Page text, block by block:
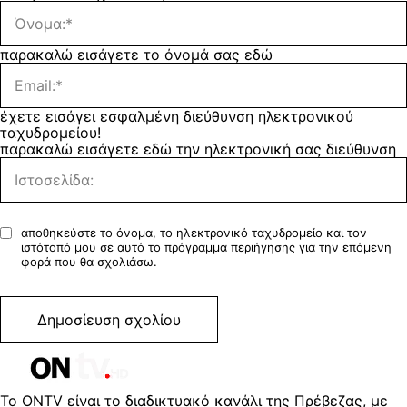
παρακαλώ εισάγετε το όνομά σας εδώ
έχετε εισάγει εσφαλμένη διεύθυνση ηλεκτρονικού
ταχυδρομείου!
παρακαλώ εισάγετε εδώ την ηλεκτρονική σας διεύθυνση
αποθηκεύστε το όνομα, το ηλεκτρονικό ταχυδρομείο και τον
ιστότοπό μου σε αυτό το πρόγραμμα περιήγησης για την επόμενη
φορά που θα σχολιάσω.
Το ONTV είναι το διαδικτυακό κανάλι της Πρέβεζας, με